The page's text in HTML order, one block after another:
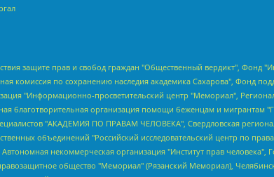
Юридическое лицо Istories fonds, зарегистрированное в Латвийской Республике (регистрационный номер 50008295751, дата регистрации 24.02.2020), Великовский Дмитрий Александрович, Долинина Ирина Николаевна, Мароховская Алеся Алексеевна, Шлейнов Роман Юрьевич, Шмагун Олеся Валентиновна, Общество с ограниченной ответственностью "Альтаир 2021", Общество с ограниченной ответственностью "Вега 2021", Общество с ограниченной ответственностью "Главный редактор 2021", Общество с ограниченной ответственностью "Ромашки монолит", Важенков Артем Валерьевич, Ивановская областная общественная организация "Центр гендерных исследований", Гурман Юрий Альбертович, Медиапроект "ОВД-Инфо", Егоров Владимир Владимирович, Жилинский Владимир Александрович, Общество с ограниченной ответственностью "ЗП", Иванова София Юрьевна, Карезина Инна Павловна, Кильтау Екатерина Викторовна, Петров Алексей Викторович, Пискунов Сергей Евгеньевич, Смирнов Сергей Сергеевич, Тихонов Михаил Сергеевич, Общество с ограниченной ответственностью "ЖУРНАЛИСТ-ИНОСТРАННЫЙ АГЕНТ", Арапова Галина Юрьевна, Вольтская Татьяна Анатольевна, Американская компания "Mason G.E.S. Anonymous Foundation" (США), являющаяся владельцем интернет-издания https://mnews.world/, Компания "Stichting Bellingcat", зарегистрированная в Нидерландах (дата регистрации 11.07.2018), Захаров Андрей Вячеславович, Клепиковская Екатерина Дмитриевна, Общество с ограниченной ответственностью "МЕМО", Перл Роман Александрович, Симонов Евгений Алексеевич, Соловьева Елена Анатольевна, Сотников Даниил Владимирович, Сурначева Елизавета Дмитриевна, Автономная некоммерческая организация по защите прав человека и информированию населения "Якутия – Наше Мнение", Общество с ограниченной ответственностью "Москоу диджитал медиа", с 26.01.2023 Общество с ограниченной ответственностью "Чайка Белые сады", Ветошкина Валерия Валерьевна, Заговора Максим Александрович, Межрегиональное общественное движение "Российская ЛГБТ - сеть", Оленичев Максим Владимирович, Павлов Иван Юрьевич, Скворцова Елена Сергеевна, Общество с ограниченной ответственностью "Как бы инагент", Кочетков Игорь Викторович, Общество с ограниченной ответственностью "Честные выборы", Еланчик Олег Александрович, Общество с ограниченной ответственностью "Нобелевский призыв", Гималова Регина Эмилевна, Григорьев Андрей Валерьевич, Григорьева Алина Александровна, Ассоциация по содействию защите прав призывников, альтернативнослужащих и военнослужащих "Правозащитная группа "Гражданин.Армия.Право", Хисамова Регина Фаритовна, Автономная некоммерческая организация по реализации социально-правовых программ "Лилит", Дальневосточное общественное движение "Маяк", Санкт-Петербургская ЛГБТ-инициативная группа "Выход", Инициативная группа ЛГБТ+ "Реверс", Алексеев Андрей Викторович, Бекбулатова Таисия Львовна, Беляев Иван Михайлович, Владыкина Елена Сергеевна, Гельман Марат Александрович, Никульшина Вероника Юрьевна,